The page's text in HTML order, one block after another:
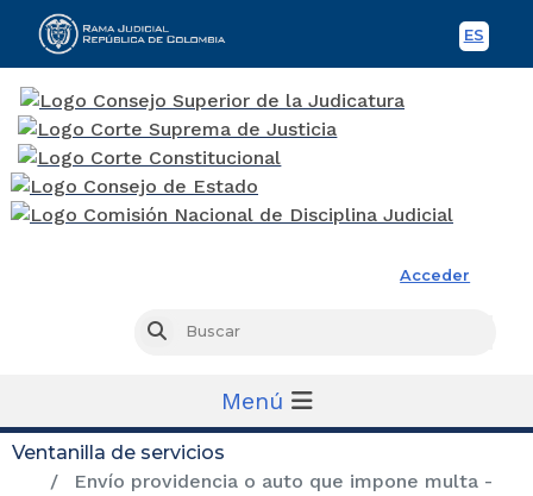
ES
Acceder
Buscar
Menú
Ventanilla de servicios
Envío providencia o auto que impone multa -